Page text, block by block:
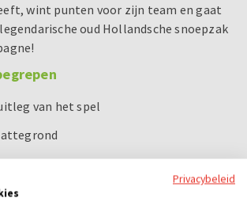
wint punten voor zijn team en gaat
oud Hollandsche snoepzak
van het spel
met prijs voor het beste team
Privacybeleid